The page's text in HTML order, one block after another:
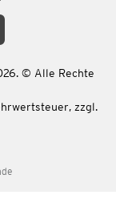
© Alle Rechte
zzgl.